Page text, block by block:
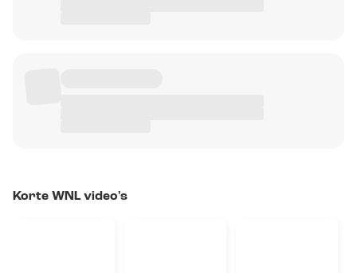
Korte WNL video's